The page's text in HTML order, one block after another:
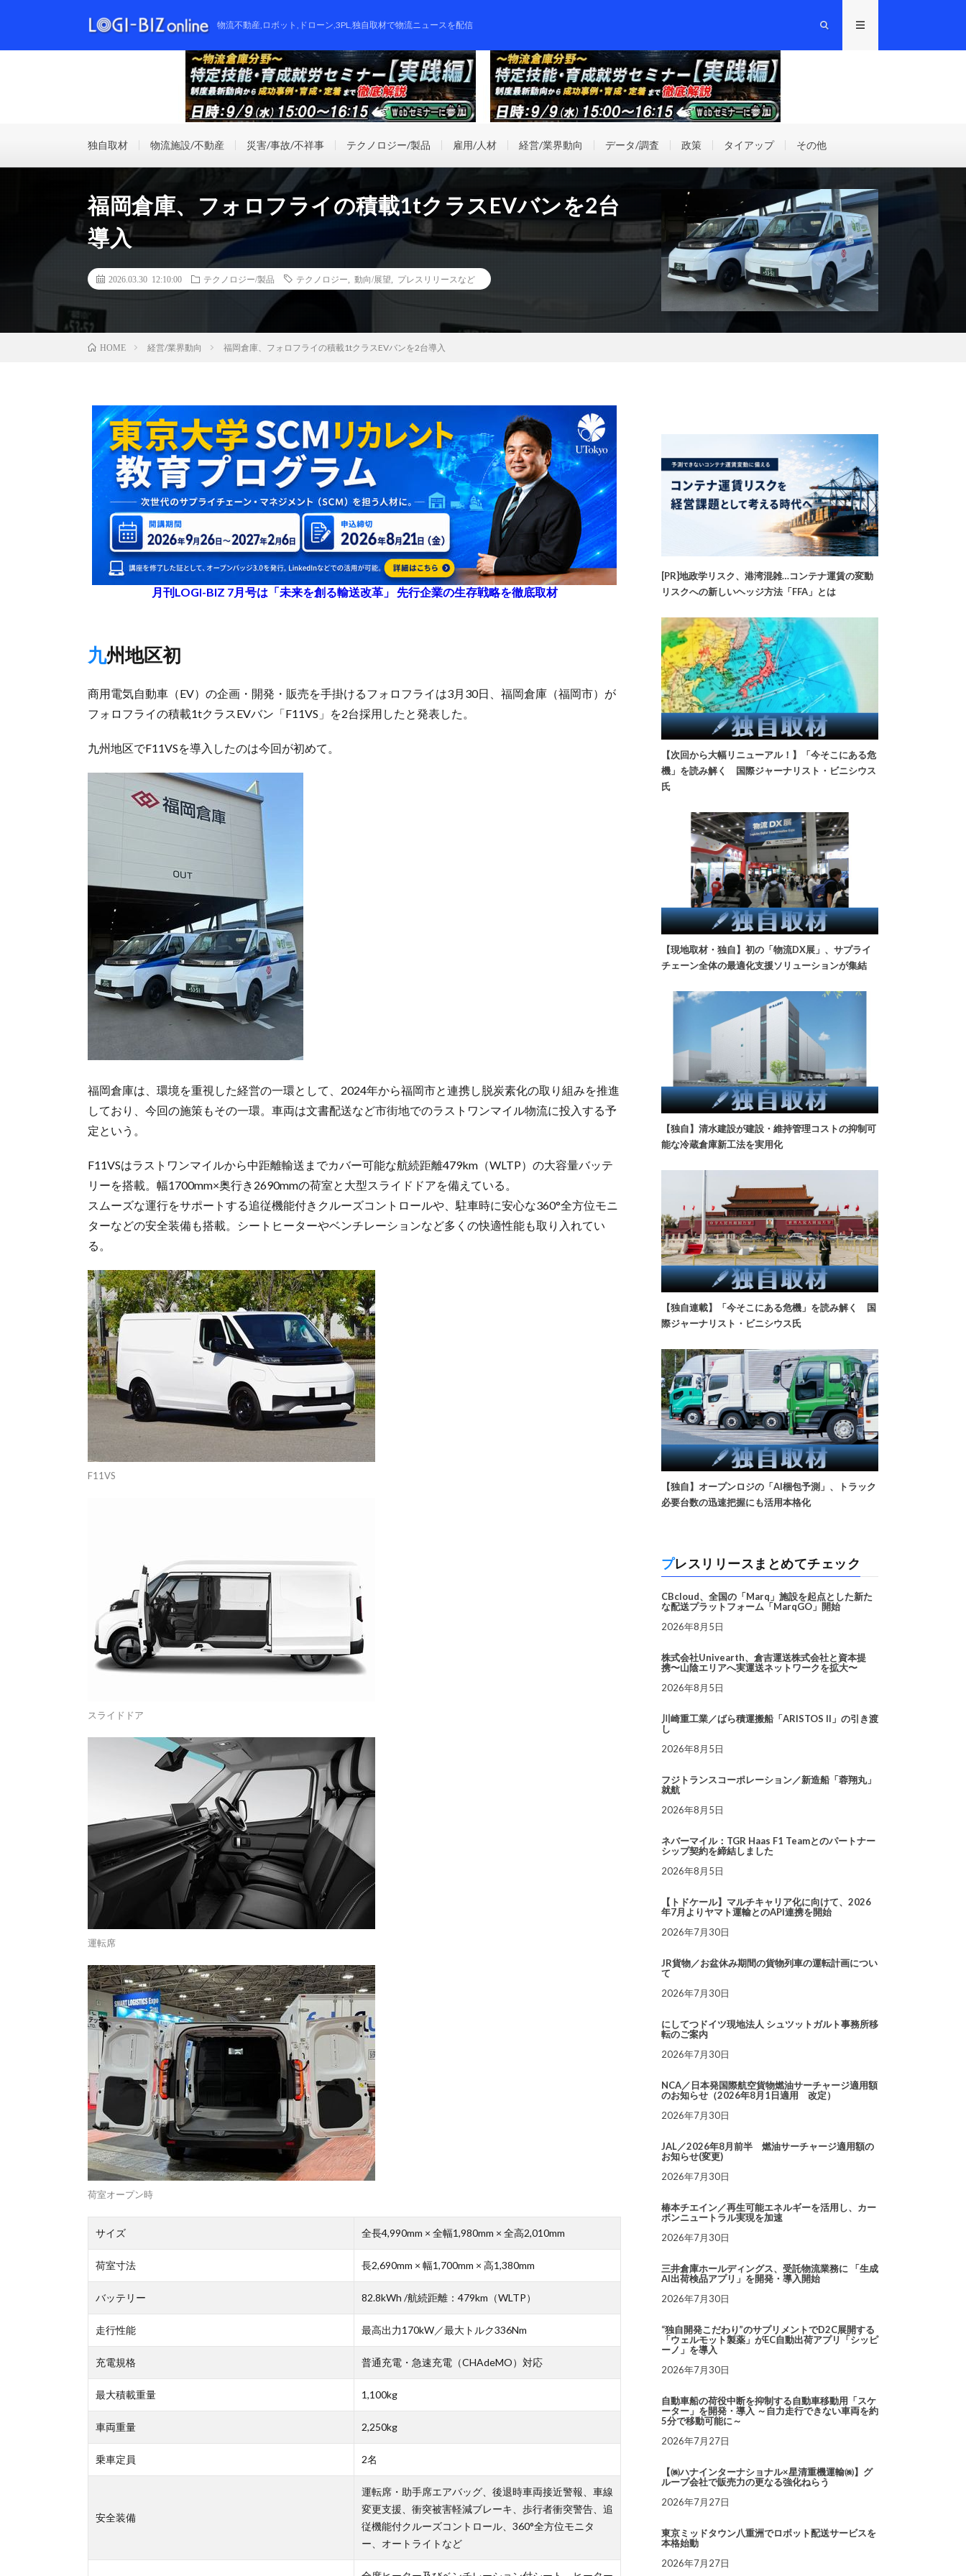
物流不動産,ロボット,ドローン,3PL,独自取材で物流ニュースを配信
独自取材 物流施設/不動産 災害/事故/不祥事 テクノロジー/製品 雇用/人材 経営/業界動向 データ/調査 政策 タイアップ その他
福岡倉庫、フォロフライの積載1tクラスEVバンを2台
導入
2026.03.30 12:10:00 テクノロジー/製品 テクノロジー 動向/展望 プレスリリースなど
HOME 経営/業界動向 福岡倉庫、フォロフライの積載1tクラスEVバンを2台導入
月刊LOGI-BIZ 7月号は「未来を創る輸送改革」 先行企業の生存戦略を徹底取材
九州地区初
商用電気自動車（EV）の企画・開発・販売を手掛けるフォロフライは3月30日、福岡倉庫（福岡市）が
フォロフライの積載1tクラスEVバン「F11VS」を2台採用したと発表した。
九州地区でF11VSを導入したのは今回が初めて。
福岡倉庫は、環境を重視した経営の一環として、2024年から福岡市と連携し脱炭素化の取り組みを推進
しており、今回の施策もその一環。車両は文書配送など市街地でのラストワンマイル物流に投入する予
定という。
F11VSはラストワンマイルから中距離輸送までカバー可能な航続距離479km（WLTP）の大容量バッテ
リーを搭載。幅1700mm×奥行き2690mmの荷室と大型スライドドアを備えている。
スムーズな運行をサポートする追従機能付きクルーズコントロールや、駐車時に安心な360°全方位モニ
ターなどの安全装備も搭載。シートヒーターやベンチレーションなど多くの快適性能も取り入れてい
る。
F11VS
スライドドア
運転席
荷室オープン時
サイズ 全長4,990mm × 全幅1,980mm × 全高2,010mm
荷室寸法 長2,690mm × 幅1,700mm × 高1,380mm
バッテリー 82.8kWh /航続距離：479km（WLTP）
走行性能 最高出力170kW／最大トルク336Nm
充電規格 普通充電・急速充電（CHAdeMO）対応
最大積載重量 1,100kg
車両重量 2,250kg
乗車定員 2名
安全装備
運転席・助手席エアバッグ、後退時車両接近警報、車線
変更支援、衝突被害軽減ブレーキ、歩行者衝突警告、追
従機能付クルーズコントロール、360°全方位モニタ
ー、オートライトなど
[PR]地政学リスク、港湾混雑…コンテナ運賃の変動
リスクへの新しいヘッジ方法「FFA」とは
【次回から大幅リニューアル！】「今そこにある危
機」を読み解く 国際ジャーナリスト・ビニシウス
氏
【現地取材・独自】初の「物流DX展」、サプライ
チェーン全体の最適化支援ソリューションが集結
【独自】清水建設が建設・維持管理コストの抑制可
能な冷蔵倉庫新工法を実用化
【独自連載】「今そこにある危機」を読み解く 国
際ジャーナリスト・ビニシウス氏
【独自】オープンロジの「AI梱包予測」、トラック
必要台数の迅速把握にも活用本格化
プレスリリースまとめてチェック
CBcloud、全国の「Marq」施設を起点とした新た
な配送プラットフォーム「MarqGO」開始
2026年8月5日
株式会社Univearth、倉吉運送株式会社と資本提
携〜山陰エリアへ実運送ネットワークを拡大〜
2026年8月5日
川崎重工業／ばら積運搬船「ARISTOS II」の引き渡
し
2026年8月5日
フジトランスコーポレーション／新造船「蓉翔丸」
就航
2026年8月5日
ネバーマイル：TGR Haas F1 Teamとのパートナー
シップ契約を締結しました
2026年8月5日
【トドケール】マルチキャリア化に向けて、2026
年7月よりヤマト運輸とのAPI連携を開始
2026年7月30日
JR貨物／お盆休み期間の貨物列車の運転計画につい
て
2026年7月30日
にしてつドイツ現地法人 シュツットガルト事務所移
転のご案内
2026年7月30日
NCA／日本発国際航空貨物燃油サーチャージ適用額
のお知らせ（2026年8月1日適用 改定）
2026年7月30日
JAL／2026年8月前半 燃油サーチャージ適用額の
お知らせ(変更)
2026年7月30日
椿本チエイン／再生可能エネルギーを活用し、カー
ボンニュートラル実現を加速
2026年7月30日
三井倉庫ホールディングス、受託物流業務に 「生成
AI出荷検品アプリ」を開発・導入開始
2026年7月30日
“独自開発こだわり”のサプリメントでD2C展開する
「ウェルモット製薬」がEC自動出荷アプリ「シッピ
ーノ」を導入
2026年7月30日
自動車船の荷役中断を抑制する自動車移動用「スケ
ーター」を開発・導入 ～自力走行できない車両を約
5分で移動可能に～
2026年7月27日
【㈱ハナインターナショナル×星清重機運輸㈱】グ
ループ会社で販売力の更なる強化ねらう
2026年7月27日
東京ミッドタウン八重洲でロボット配送サービスを
本格始動
2026年7月27日